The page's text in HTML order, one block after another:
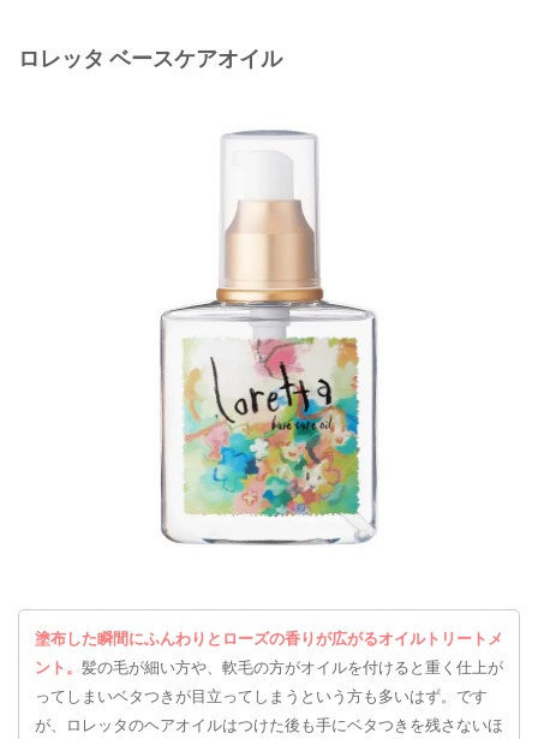
ロレッタ ベースケアオイル
塗布した瞬間にふんわりとローズの香りが広がるオイルトリートメ
ント。 髪の毛が細い方や、軟毛の方がオイルを付けると重く仕上が
ってしまいベタつきが目立ってしまうという方も多いはず。です
が、ロレッタのヘアオイルはつけた後も手にベタつきを残さないほ